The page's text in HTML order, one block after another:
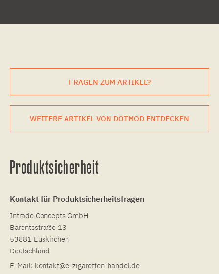
FRAGEN ZUM ARTIKEL?
WEITERE ARTIKEL VON DOTMOD ENTDECKEN
Produktsicherheit
Kontakt für Produktsicherheitsfragen
Intrade Concepts GmbH
Barentsstraße 13
53881 Euskirchen
Deutschland
E-Mail: kontakt@e-zigaretten-handel.de